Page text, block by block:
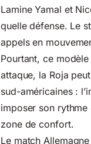
Lamine Yamal et
quelle défense. Le
appels en
Pourtant, ce
attaque, la Roja
sud-américaines :
imposer son rythme
zone de confort.
Le match